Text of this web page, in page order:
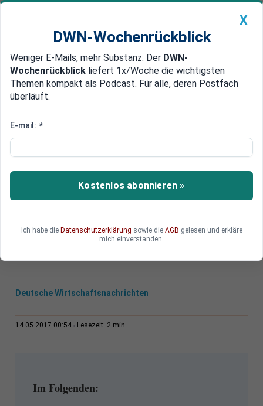
Newsticker MEIN DWN: Geldanlage Premium
Edelmetalle DWN-Magazin China
Zustimmung zu Macron
Kurswechsel: Schäuble
signalisiert erstmals
Zustimmung zu Transfer-Union
Bundesfinanzminister Schäuble hat sich
Steuergeldern in der Eurozone ausgesprochen.
(Dieser Artikel ist nur für Abonnenten zugänglich)
Deutsche Wirtschaftsnachrichten
14.05.2017 00:54 Lesezeit: 2 min
Im Folgenden:
X
DWN-Wochenrückblick
Weniger E-Mails, mehr Substanz: Der DWN-
Wochenrückblick liefert 1x/Woche die wichtigsten
Themen kompakt als Podcast. Für alle, deren Postfach
überläuft.
E-mail: *
Kostenlos abonnieren »
Ich habe die Datenschutzerklärung sowie die AGB gelesen und erkläre
mich einverstanden.